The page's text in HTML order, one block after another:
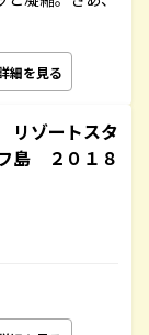
細を見る
ゾートスタ
島 ２０１８